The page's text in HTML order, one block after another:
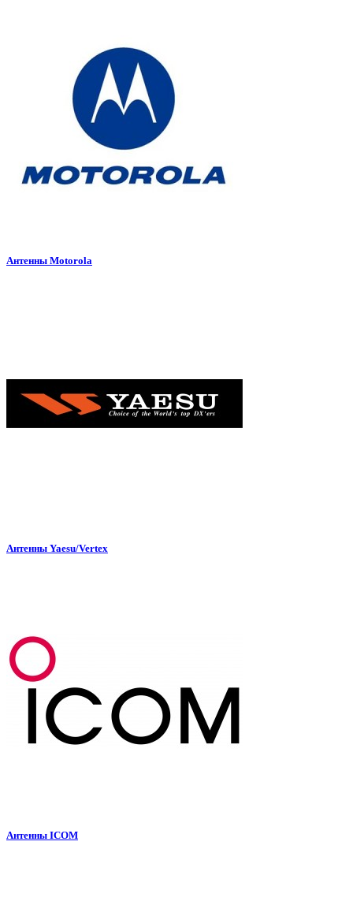
Антенны Motorola
Антенны Yaesu/Vertex
Антенны ICOM